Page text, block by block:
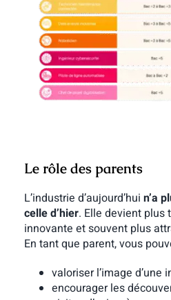
Le rôle des parents
L’industrie d’aujourd’hui n’a
celle d’hier. Elle devient plus
innovante et souvent plus
En tant que parent, vous
valoriser l’image d’une
encourager les